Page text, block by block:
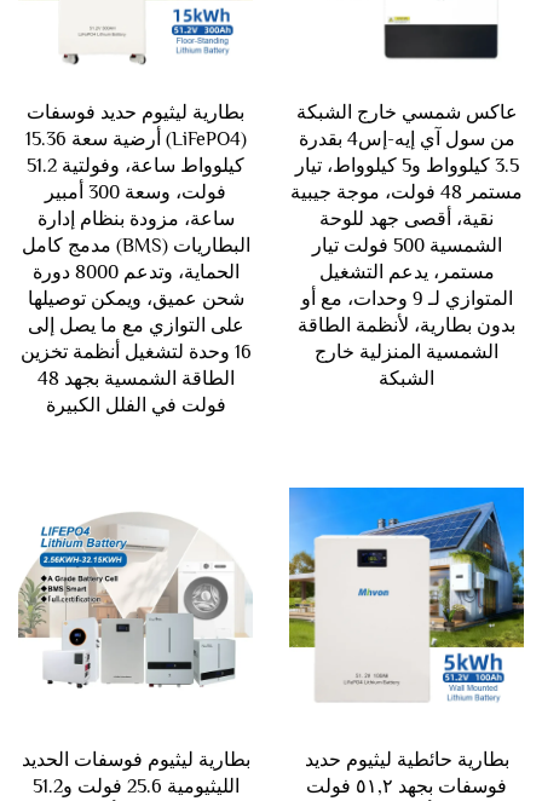
عاكس شمسي خارج الشبكة
من سول آي إيه-إس4 بقدرة
3.5 كيلوواط و5 كيلوواط، تيار
مستمر 48 فولت، موجة جيبية
نقية، أقصى جهد للوحة
الشمسية 500 فولت تيار
مستمر، يدعم التشغيل
المتوازي لـ 9 وحدات، مع أو
بدون بطارية، لأنظمة الطاقة
الشمسية المنزلية خارج
الشبكة
بطارية ليثيوم حديد فوسفات
(LiFePO4) أرضية سعة 15.36
كيلوواط ساعة، وفولتية 51.2
فولت، وسعة 300 أمبير
ساعة، مزودة بنظام إدارة
البطاريات (BMS) مدمج كامل
الحماية، وتدعم 8000 دورة
شحن عميق، ويمكن توصيلها
على التوازي مع ما يصل إلى
16 وحدة لتشغيل أنظمة تخزين
الطاقة الشمسية بجهد 48
فولت في الفلل الكبيرة
بطارية حائطية ليثيوم حديد
فوسفات بجهد ٥١,٢ فولت
بطارية ليثيوم فوسفات الحديد
الليثيومية 25.6 فولت و51.2